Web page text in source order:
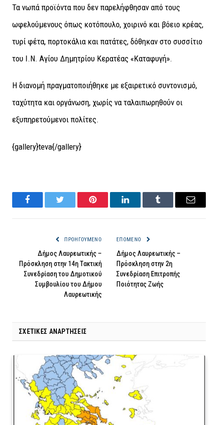
Τα νωπά προϊόντα που δεν παρελήφθησαν από τους
ωφελούμενους όπως κοτόπουλο, χοιρινό και βόειο κρέας,
τυρί φέτα, πορτοκάλια και πατάτες, δόθηκαν στο συσσίτιο
του Ι.Ν. Αγίου Δημητρίου Κερατέας «Καταφυγή».
Η διανομή πραγματοποιήθηκε με εξαιρετικό συντονισμό,
ταχύτητα και οργάνωση, χωρίς να ταλαιπωρηθούν οι
εξυπηρετούμενοι πολίτες.
{gallery}teva{/gallery}
FacebookTwitter Pinterest LinkedInTumblr Email
ΠΡΟΗΓΟΎΜΕΝΟ
Δήμος Λαυρεωτικής –
Πρόσκληση στην 14η Τακτική
Συνεδρίαση του Δημοτικού
Συμβουλίου του Δήμου
Λαυρεωτικής
ΕΠΌΜΕΝΟ
Δήμος Λαυρεωτικής –
Πρόσκληση στην 2η
Συνεδρίαση Επιτροπής
Ποιότητας Ζωής
ΣΧΕΤΙΚΈΣ ΑΝΑΡΤΉΣΕΙΣ